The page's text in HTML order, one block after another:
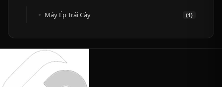
Máy Ép Trái Cây (1)